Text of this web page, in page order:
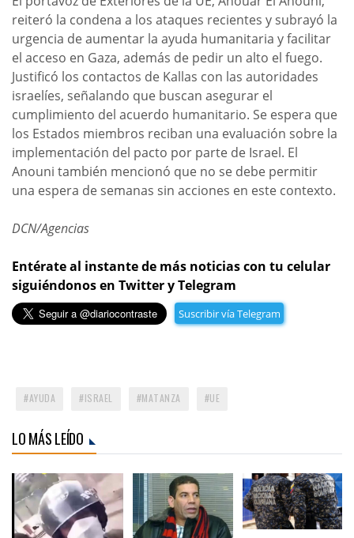
reiteró la condena a los ataques recientes y subrayó la
urgencia de aumentar la ayuda humanitaria y facilitar
el acceso en Gaza, además de pedir un alto el fuego.
Justificó los contactos de Kallas con las autoridades
israelíes, señalando que buscan asegurar el
cumplimiento del acuerdo humanitario. Se espera que
los Estados miembros reciban una evaluación sobre la
implementación del pacto por parte de Israel. El
Anouni también mencionó que no se debe permitir
una espera de semanas sin acciones en este contexto.
DCN/Agencias
Entérate al instante de más noticias con tu celular
siguiéndonos en Twitter y Telegram
Suscribir vía Telegram
AYUDA ISRAEL MATANZA UE
LO MÁS LEÍDO